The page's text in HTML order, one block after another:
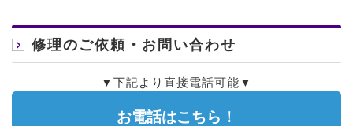
修理のご依頼・お問い合わせ
▼下記より直接電話可能▼
お電話はこちら！